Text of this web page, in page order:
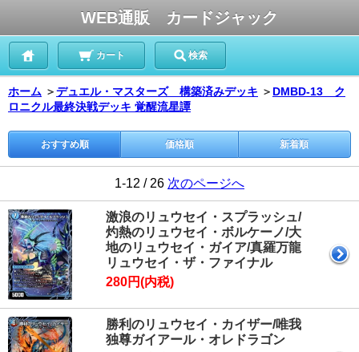
WEB通販 カードジャック
カート 検索
ホーム ＞デュエル・マスターズ 構築済みデッキ ＞ DMBD-13 ク
ロニクル最終決戦デッキ 覚醒流星譚
おすすめ順 価格順 新着順
1-12 / 26 次のページへ
激浪のリュウセイ・スプラッシュ/
灼熱のリュウセイ・ボルケーノ/大
地のリュウセイ・ガイア/真羅万龍
リュウセイ・ザ・ファイナル
280円(内税)
勝利のリュウセイ・カイザー/唯我
独尊ガイアール・オレドラゴン